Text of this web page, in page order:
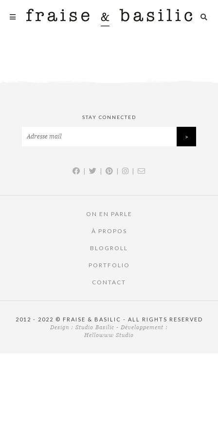
STAY CONNECTED
| | | |
ON EN PARLE
À PROPOS
BLOGROLL
PORTFOLIO
CONTACT
2012 - 2022 © FRAISE & BASILIC - ALL RIGHTS RESERVED
Design : Studio Basilic - Développement :
Hellowww Studio